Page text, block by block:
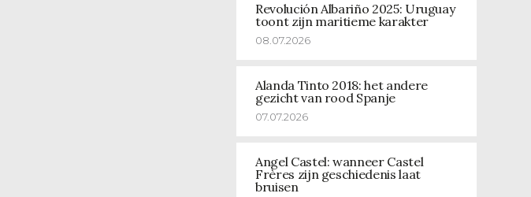
Revolución Albariño 2025: Uruguay
toont zijn maritieme karakter
08.07.2026
Alanda Tinto 2018: het andere
gezicht van rood Spanje
07.07.2026
Angel Castel: wanneer Castel
Frères zijn geschiedenis laat
bruisen